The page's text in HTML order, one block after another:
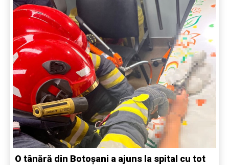
O tânără din Botoșani a ajuns la spital cu tot